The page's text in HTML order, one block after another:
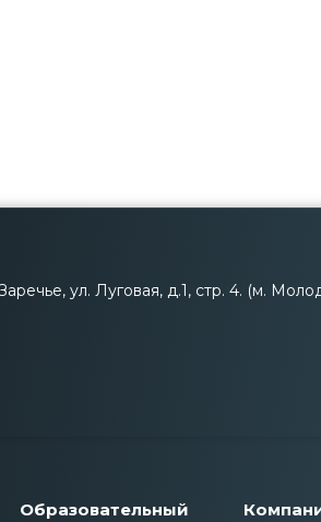
ул. Луговая, д.1, стр. 4. (м.
Образовательный